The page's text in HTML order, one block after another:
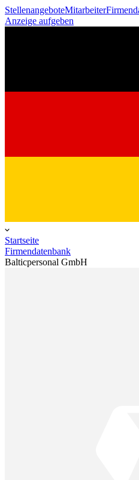
StellenangeboteMitarbeiter
Anzeige aufgeben
Startseite
Firmendatenbank
Balticpersonal GmbH